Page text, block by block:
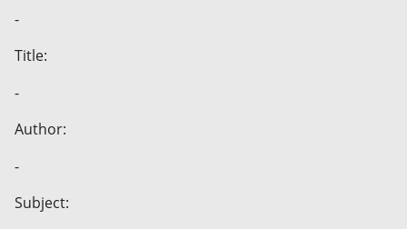
-
Title:
-
Author:
-
Subject: